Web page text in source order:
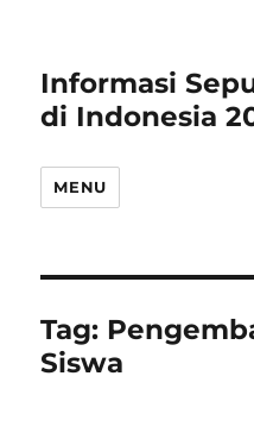
Informasi
di Indonesia
MENU
Tag:
Siswa